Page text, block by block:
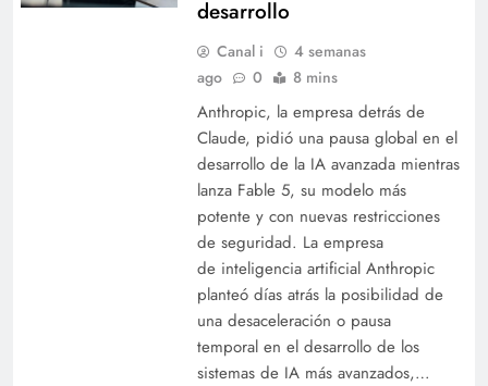
desarrollo
Canal i
4 semanas
ago
0 8 mins
Anthropic, la empresa detrás de
Claude, pidió una pausa global en el
desarrollo de la IA avanzada mientras
lanza Fable 5, su modelo más
potente y con nuevas restricciones
de seguridad. La empresa
de inteligencia artificial Anthropic
planteó días atrás la posibilidad de
una desaceleración o pausa
temporal en el desarrollo de los
sistemas de IA más avanzados,…